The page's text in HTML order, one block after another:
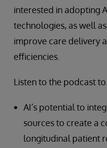
interested in adopting
technologies, as well
improve care delivery
efficiencies.
Listen to the podcast
AI’s potential to
sources to create a
longitudinal patient